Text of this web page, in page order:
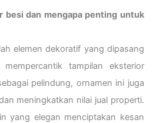
besi dan mengapa penting untuk
elemen dekoratif yang dipasang
tampilan eksterior
pelindung, ornamen ini juga
meningkatkan nilai jual properti.
yang elegan menciptakan kesan